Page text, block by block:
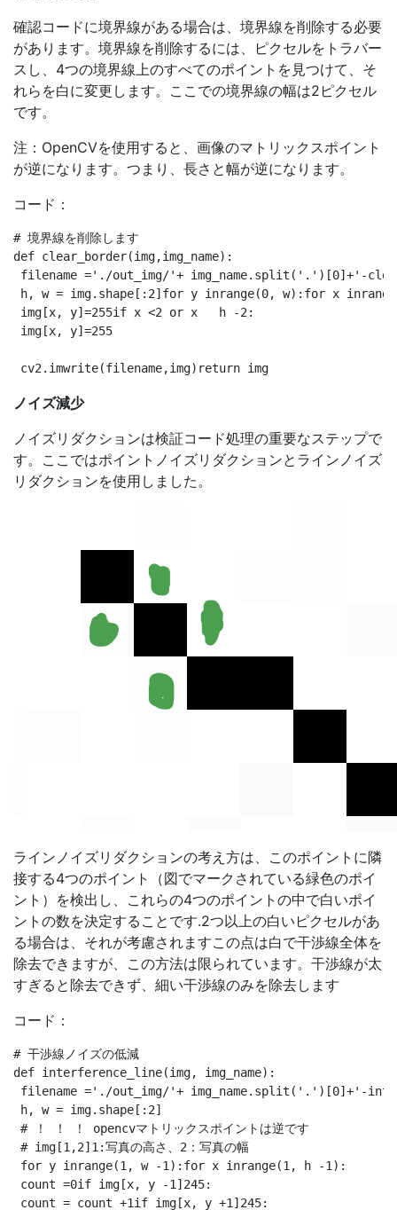
確認コードに境界線がある場合は、境界線を削除する必要
があります。境界線を削除するには、ピクセルをトラバー
スし、4つの境界線上のすべてのポイントを見つけて、そ
れらを白に変更します。ここでの境界線の幅は2ピクセル
です。
注：OpenCVを使用すると、画像のマトリックスポイント
が逆になります。つまり、長さと幅が逆になります。
コード：
# 境界線を削除します
def clear_border(img,img_name):
filename ='./out_img/'+ img_name.split('.')[0]+'-
h, w = img.shape[:2]for y inrange(0, w):for x
img[x, y]=255if x <2 or x   h -2:
img[x, y]=255
ノイズ減少
ノイズリダクションは検証コード処理の重要なステップで
す。ここではポイントノイズリダクションとラインノイズ
リダクションを使用しました。
ラインノイズリダクションの考え方は、このポイントに隣
接する4つのポイント（図でマークされている緑色のポイ
ント）を検出し、これらの4つのポイントの中で白いポイ
ントの数を決定することです.2つ以上の白いピクセルがあ
る場合は、それが考慮されますこの点は白で干渉線全体を
除去できますが、この方法は限られています。干渉線が太
すぎると除去できず、細い干渉線のみを除去します
コード：
# 干渉線ノイズの低減
def interference_line(img, img_name):
filename ='./out_img/'+ img_name.split('.')[0]+'-
h, w = img.shape[:2]
# ！ ！ ！ opencvマトリックスポイントは逆です
# img[1,2]1:写真の高さ、2：写真の幅
for y inrange(1, w -1):for x inrange(1, h -1):
count =0if img[x, y -1]245:
count = count +1if img[x, y +1]245: